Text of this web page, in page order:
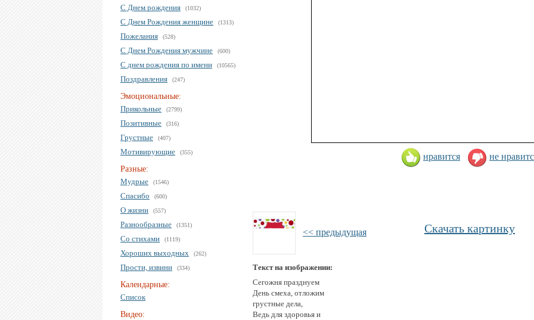
С Днем рождения
(1032)
С Днем Рождения женщине (1313)
Пожелания (528)
С Днем Рождения мужчине (600)
С днем рождения по имени (10565)
Поздравления (247)
Эмоциональные:
Прикольные
(2799)
Позитивные (316)
Грустные (407)
Мотивирующие (355)
Разные:
Мудрые
(1546)
Спасибо (600)
О жизни (557)
Разнообразные (1351)
Со стихами (1119)
Хороших выходных (262)
Прости, извини (334)
Календарные:
Список
Видео:
нравится не
<< предыдущая Скачать картинку
Текст на изображении:
Сегожня празднуем
День смеха, отложим
грустные дела,
Ведь для здоровья и